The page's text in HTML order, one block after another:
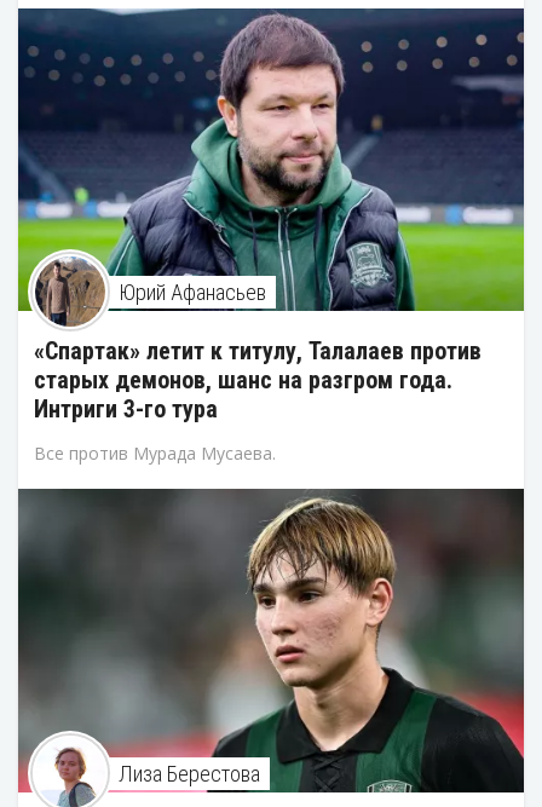
Юрий Афанасьев
«Спартак» летит к титулу, Талалаев против
старых демонов, шанс на разгром года.
Интриги 3-го тура
Все против Мурада Мусаева.
Лиза Берестова